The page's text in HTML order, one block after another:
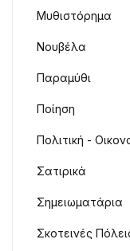
Μυθιστόρημα
Νουβέλα
Παραμύθι
Ποίηση
Πολιτική -
Σατιρικά
Σημειωματάρια
Σκοτεινές